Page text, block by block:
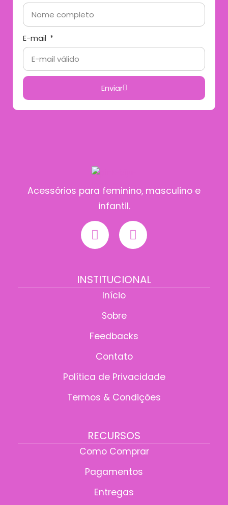
E-mail
Enviar
Acessórios para feminino, masculino e
infantil.
INSTITUCIONAL
Início
Sobre
Feedbacks
Contato
Política de Privacidade
Termos & Condições
RECURSOS
Como Comprar
Pagamentos
Entregas